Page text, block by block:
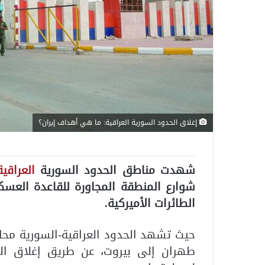
إغلاق الحدود السورية العراقية: ما هي أهداف إيران؟
شهدت مناطق الحدود السورية
شوارع المنطقة المجاورة للقاعدة
الطائرات الأميركية.
حيث تشهد الحدود العراقية-السورية
طهران إلى بيروت، عن طريق إغلاق